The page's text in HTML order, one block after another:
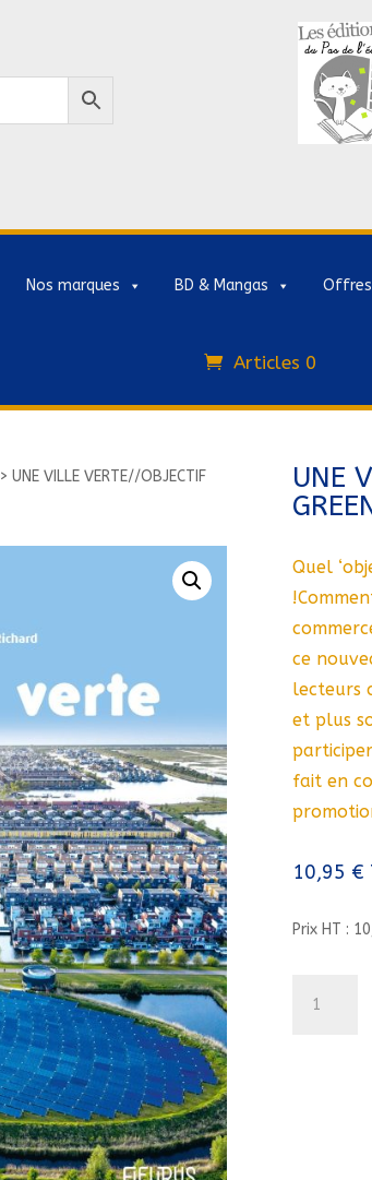
Nos marques BD & Mangas
Articles 0
>UNE VILLE VERTE//OBJECTIF
UNE
Quel
ce
lecteurs
et plus
fait en
10,95 €
Prix HT :